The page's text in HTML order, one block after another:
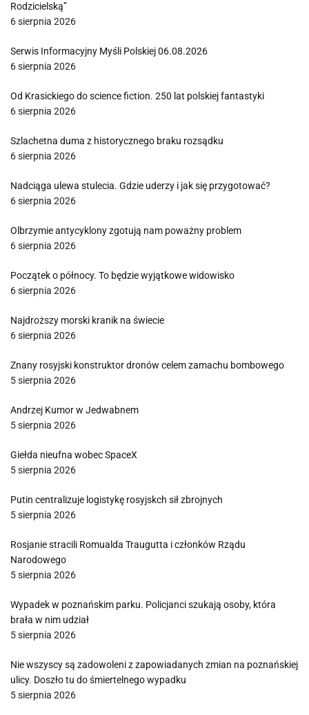
Rodzicielską”
6 sierpnia 2026
Serwis Informacyjny Myśli Polskiej 06.08.2026
6 sierpnia 2026
Od Krasickiego do science fiction. 250 lat polskiej fantastyki
6 sierpnia 2026
Szlachetna duma z historycznego braku rozsądku
6 sierpnia 2026
Nadciąga ulewa stulecia. Gdzie uderzy i jak się przygotować?
6 sierpnia 2026
Olbrzymie antycyklony zgotują nam poważny problem
6 sierpnia 2026
Początek o północy. To będzie wyjątkowe widowisko
6 sierpnia 2026
Najdroższy morski kranik na świecie
6 sierpnia 2026
Znany rosyjski konstruktor dronów celem zamachu bombowego
5 sierpnia 2026
Andrzej Kumor w Jedwabnem
5 sierpnia 2026
Giełda nieufna wobec SpaceX
5 sierpnia 2026
Putin centralizuje logistykę rosyjskch sił zbrojnych
5 sierpnia 2026
Rosjanie stracili Romualda Traugutta i członków Rządu
Narodowego
5 sierpnia 2026
Wypadek w poznańskim parku. Policjanci szukają osoby, która
brała w nim udział
5 sierpnia 2026
Nie wszyscy są zadowoleni z zapowiadanych zmian na poznańskiej
ulicy. Doszło tu do śmiertelnego wypadku
5 sierpnia 2026